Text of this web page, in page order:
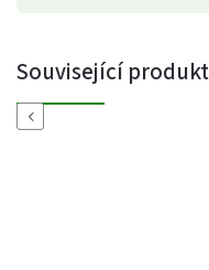
Související
Previous